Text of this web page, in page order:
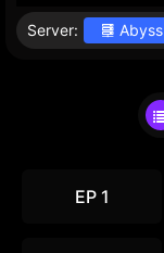
Server: Abyss
EP 1